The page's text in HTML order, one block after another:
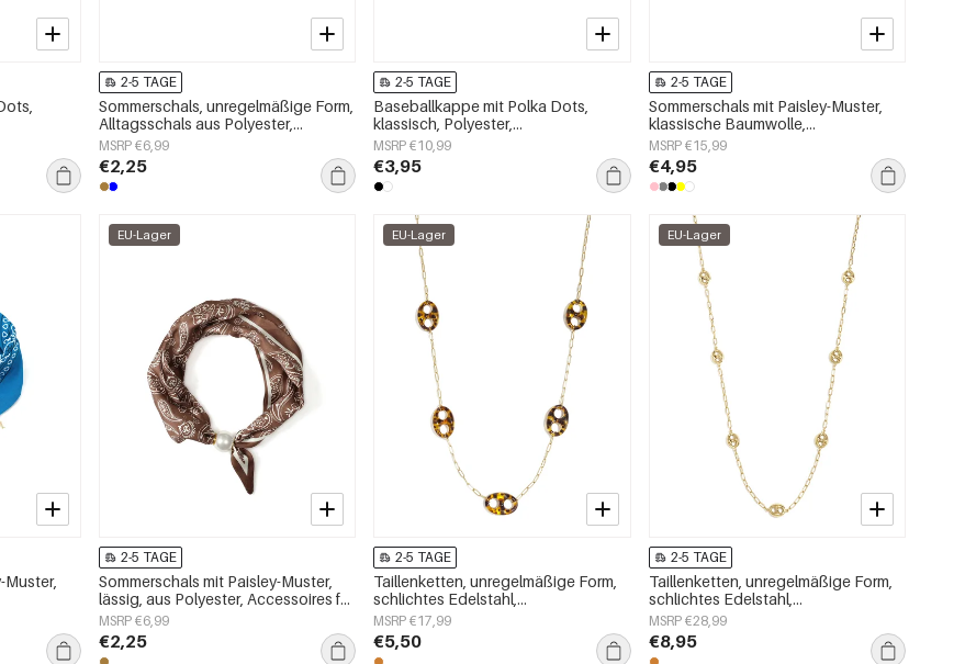
2-5 TAGE
Sommerschals, unregelmäßige Form,
Alltagsschals aus Polyester,
Accessoires für jeden Tag
MSRP €6,99
€2,25
2-5 TAGE
Baseballkappe mit Polka Dots,
klassisch, Polyester,
Alltagsaccessoire
MSRP €10,99
€3,95
2-5 TAGE
Sommerschals mit Paisley-Muster,
klassische Baumwolle,
Alltagsaccessoires
MSRP €15,99
€4,95
Muster,
EU-Lager
2-5 TAGE
Sommerschals mit Paisley-Muster,
lässig, aus Polyester, Accessoires für
jeden Tag
MSRP €6,99
€2,25
EU-Lager
2-5 TAGE
Taillenketten, unregelmäßige Form,
schlichtes Edelstahl,
Alltagsaccessoires
MSRP €17,99
€5,50
EU-Lager
2-5 TAGE
Taillenketten, unregelmäßige Form,
schlichtes Edelstahl,
Alltagsaccessoires
MSRP €28,99
€8,95